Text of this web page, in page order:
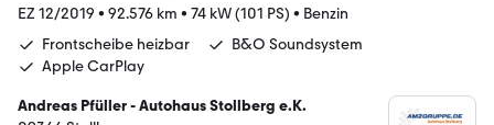
EZ 12/2019 • 92.576 km • 74 kW (101 PS) • Benzin
Frontscheibe heizbar
B&O Soundsystem
Apple CarPlay
Andreas Pfüller - Autohaus Stollberg e.K.